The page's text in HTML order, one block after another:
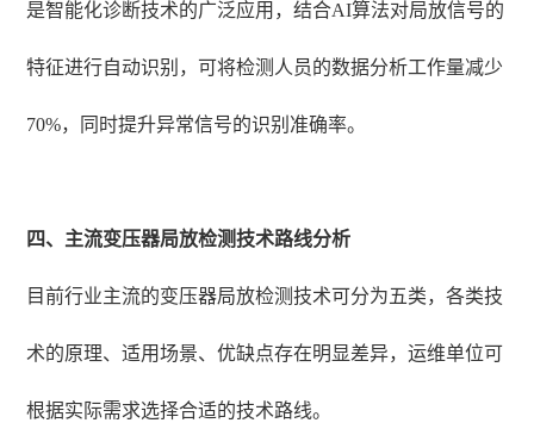
是智能化诊断技术的广泛应用，结合AI算法对局放信号的
特征进行自动识别，可将检测人员的数据分析工作量减少
70%，同时提升异常信号的识别准确率。
四、主流变压器局放检测技术路线分析
目前行业主流的变压器局放检测技术可分为五类，各类技
术的原理、适用场景、优缺点存在明显差异，运维单位可
根据实际需求选择合适的技术路线。